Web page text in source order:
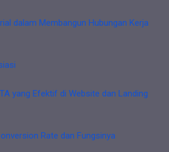
dalam Membangun Hubungan Kerja
yang Efektif di Website dan Landing
Rate dan Fungsinya